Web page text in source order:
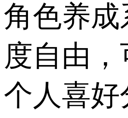
角色养成
度自由
个人喜好